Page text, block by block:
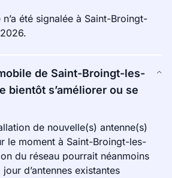
été signalée à Saint-Broingt-
de Saint-Broingt-les-
bientôt s’améliorer ou se
de nouvelle(s) antenne(s)
le moment à Saint-Broingt-les-
du réseau pourrait néanmoins
d’antennes existantes